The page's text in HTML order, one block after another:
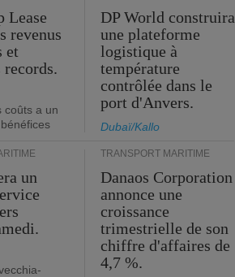
Lease
revenus
et
records.
coûts a un
DP World construira
une plateforme
logistique à
température
contrôlée dans le
port d'Anvers.
Dubaï/Kallo
un
TRANSPORT MARITIME
Danaos Corporation
annonce une
croissance
trimestrielle de son
chiffre d'affaires de
4,7 %.